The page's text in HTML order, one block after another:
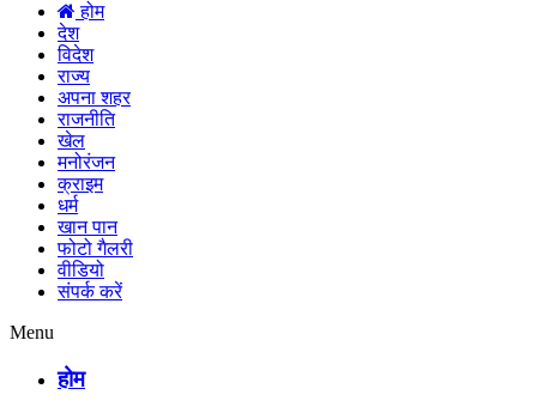
होम
देश
विदेश
राज्य
अपना शहर
राजनीति
खेल
मनोरंजन
क्राइम
धर्म
खान पान
फोटो गैलरी
वीडियो
संपर्क करें
Menu
होम